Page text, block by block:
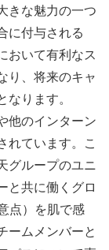
きな魅力の一つ
に付与される
おいて有利なス
り、将来のキャ
なります。
他のインターン
れています。こ
グループのユニ
と共に働くグロ
点）を肌で感
ームメンバーと